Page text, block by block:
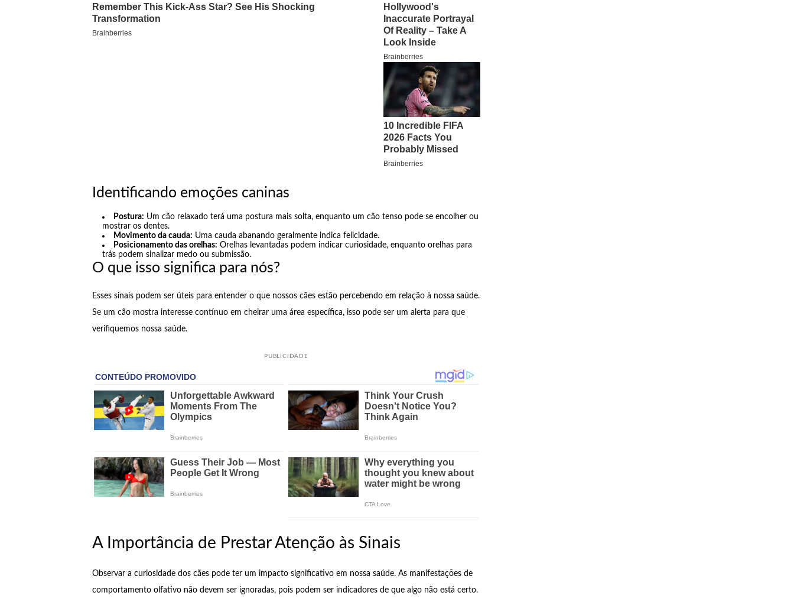
Identificando emoções caninas
Postura: Um cão relaxado terá uma postura mais solta, enquanto um cão tenso pode se encolher ou
mostrar os dentes.
Movimento da cauda: Uma cauda abanando geralmente indica felicidade.
Posicionamento das orelhas: Orelhas levantadas podem indicar curiosidade, enquanto orelhas para
trás podem sinalizar medo ou submissão.
O que isso significa para nós?
Esses sinais podem ser úteis para entender o que nossos cães estão percebendo em relação à nossa saúde.
Se um cão mostra interesse contínuo em cheirar uma área específica, isso pode ser um alerta para que
verifiquemos nossa saúde.
PUBLICIDADE
A Importância de Prestar Atenção às Sinais
Observar a curiosidade dos cães pode ter um impacto significativo em nossa saúde. As manifestações de
comportamento olfativo não devem ser ignoradas, pois podem ser indicadores de que algo não está certo.